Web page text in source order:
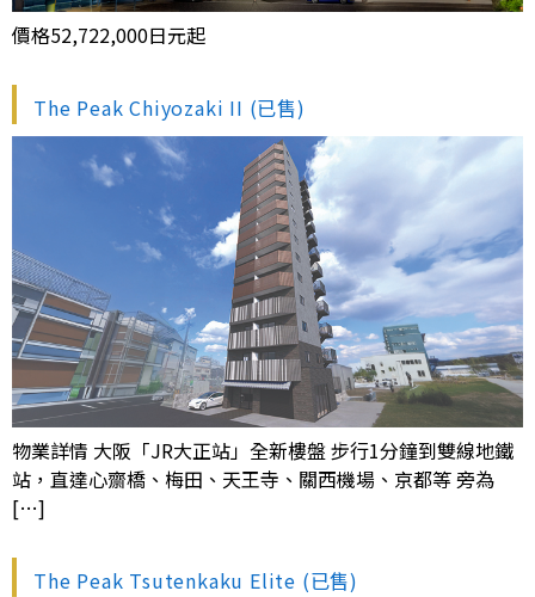
價格52,722,000日元起
The Peak Chiyozaki II (已售)
物業詳情 大阪「JR大正站」全新樓盤 步行1分鐘到雙線地鐵
站，直達心齋橋、梅田、天王寺、關西機場、京都等 旁為
[…]
The Peak Tsutenkaku Elite (已售)